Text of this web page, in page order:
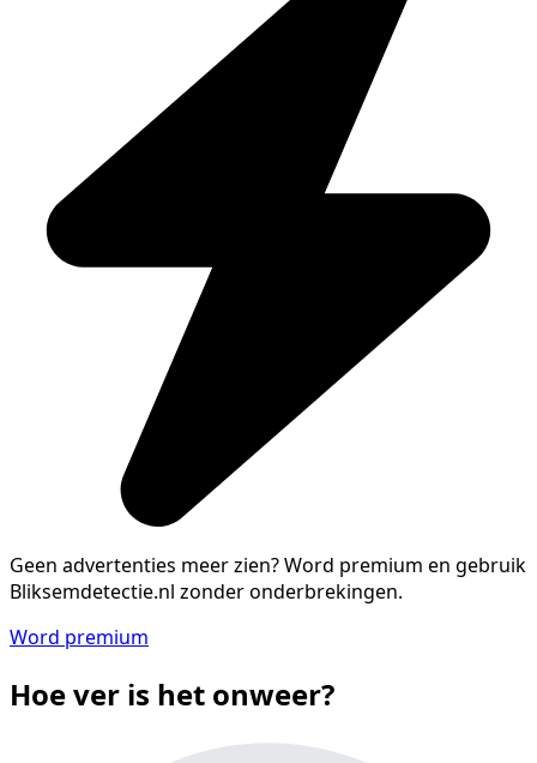
Geen advertenties meer zien?Word premium en gebruik
Bliksemdetectie.nl zonder onderbrekingen.
Word premium
Hoe ver is het onweer?